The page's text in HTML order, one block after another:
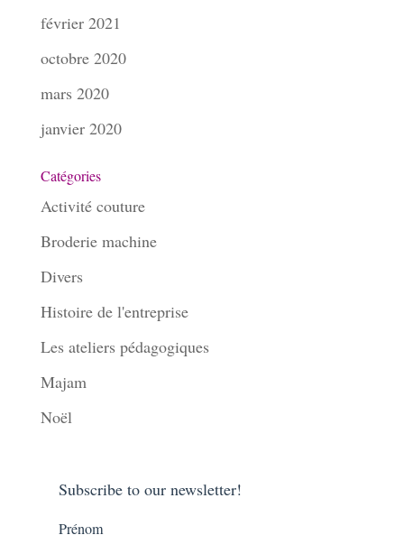
février 2021
octobre 2020
mars 2020
janvier 2020
Catégories
Activité couture
Broderie machine
Divers
Histoire de l'entreprise
Les ateliers pédagogiques
Majam
Noël
Subscribe to our newsletter!
Prénom